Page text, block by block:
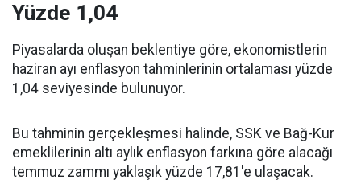
Yüzde 1,04
Piyasalarda oluşan beklentiye göre, ekonomistlerin
haziran ayı enflasyon tahminlerinin ortalaması yüzde
1,04 seviyesinde bulunuyor.
Bu tahminin gerçekleşmesi halinde, SSK ve Bağ-Kur
emeklilerinin altı aylık enflasyon farkına göre alacağı
temmuz zammı yaklaşık yüzde 17,81'e ulaşacak.